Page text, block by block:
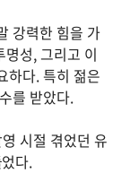
강력한 힘을 가
성, 그리고 이
하다. 특히 젊은
를 받았다.
시절 겪었던 유
다.